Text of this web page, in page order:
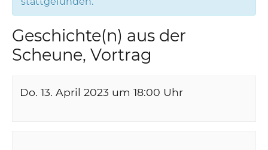
Geschichte(n) aus der
Scheune, Vortrag
Do. 13. April 2023 um 18:00 Uhr